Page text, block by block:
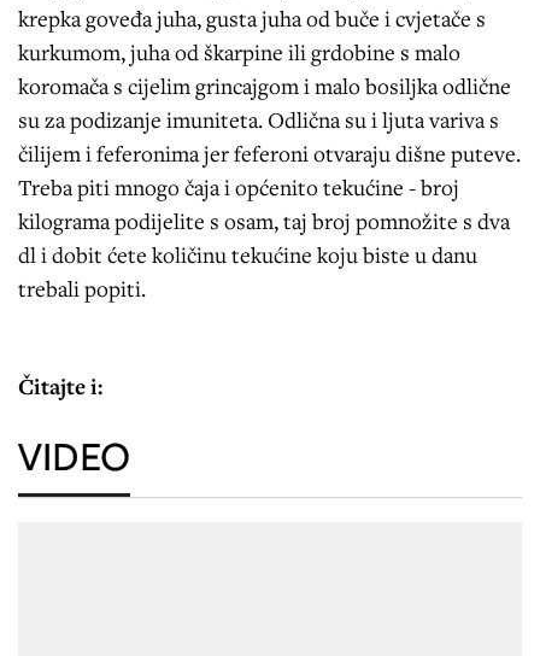
krepka goveđa juha, gusta juha od buče i cvjetače s
kurkumom, juha od škarpine ili grdobine s malo
koromača s cijelim grincajgom i malo bosiljka odlične
su za podizanje imuniteta. Odlična su i ljuta variva s
čilijem i feferonima jer feferoni otvaraju dišne puteve.
Treba piti mnogo čaja i općenito tekućine - broj
kilograma podijelite s osam, taj broj pomnožite s dva
dl i dobit ćete količinu tekućine koju biste u danu
trebali popiti.
Čitajte i:
VIDEO